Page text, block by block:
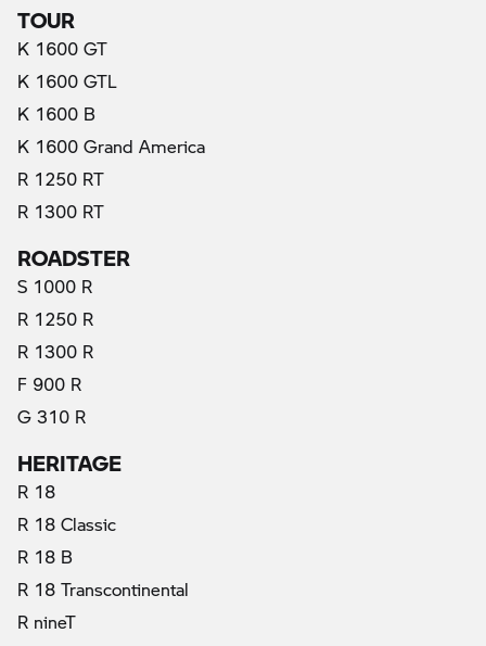
TOUR
K 1600 GT
K 1600 GTL
K 1600 B
K 1600 Grand America
R 1250 RT
R 1300 RT
ROADSTER
S 1000 R
R 1250 R
R 1300 R
F 900 R
G 310 R
HERITAGE
R 18
R 18 Classic
R 18 B
R 18 Transcontinental
R nineT